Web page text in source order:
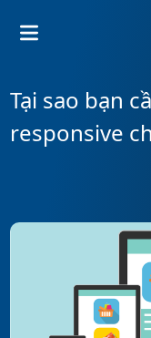
Tại sao bạn
responsive